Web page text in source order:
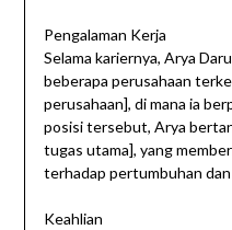
Pengalaman Kerja
Selama kariernya, Arya
beberapa perusahaan
perusahaan], di mana ia
posisi tersebut, Arya
tugas utama], yang
terhadap pertumbuhan
Keahlian